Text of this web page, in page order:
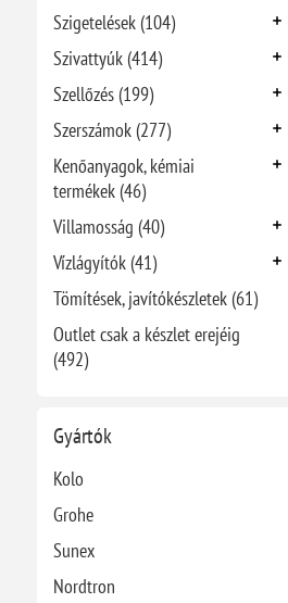
Szigetelések (104)
Szivattyúk (414)
Szellőzés (199)
Szerszámok (277)
Kenőanyagok, kémiai
termékek (46)
Villamosság (40)
Vízlágyítók (41)
Tömítések, javítókészletek (61)
Outlet csak a készlet erejéig
(492)
Gyártók
Kolo
Grohe
Sunex
Nordtron